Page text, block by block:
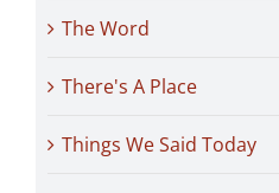
The Word
There's A Place
Things We Said Today